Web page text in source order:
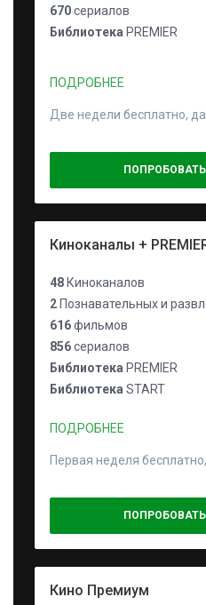
670сериалов
Библиотека PREMIER
ПОДРОБНЕЕ
Две недели бесплатно,
Киноканалы +
48 Киноканалов
2 Познавательных и
616фильмов
856сериалов
Библиотека PREMIER
Библиотека START
ПОДРОБНЕЕ
Первая неделя
Кино Премиум